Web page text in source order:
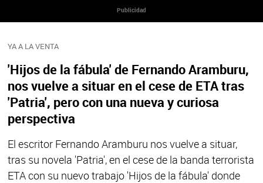
Publicidad
YA A LA VENTA
'Hijos de la fábula' de Fernando Aramburu,
nos vuelve a situar en el cese de ETA tras
'Patria', pero con una nueva y curiosa
perspectiva
El escritor Fernando Aramburu nos vuelve a situar,
tras su novela 'Patria', en el cese de la banda terrorista
ETA con su nuevo trabajo 'Hijos de la fábula' donde